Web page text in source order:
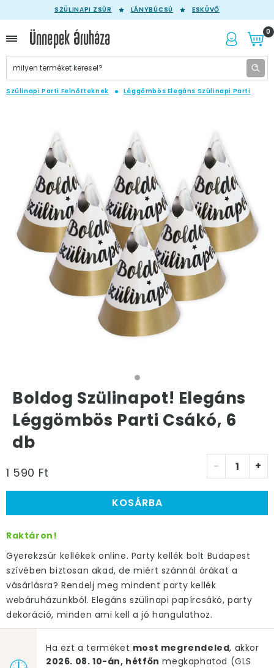
SZÜLINAPI ZSÚR LÁNYBÚCSÚ ESKÜVŐ
0
Szülinapi Parti Felnőtteknek Léggömbös Elegáns Szülinapi Parti
Boldog Szülinapot! Elegáns
Léggömbös Parti Csákó, 6
db
1 590 Ft - +
KOSÁRBA
Raktáron!
Gyerekzsúr kellékek online. Party kellék bolt Budapest
szívében biztosan akad, de miért szánnál órákat a
vásárlásra? Rendelj meg mindent party kellék
webáruházunkból. Elegáns szülinapi papírcsákó, party
dekoráció, minden ami kell a jó hangulathoz.
Ha ezt a terméket most megrendeled, akkor
2026. 08. 10-án, hétfőn megkaphatod (GLS